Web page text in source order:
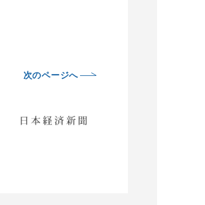
次のページへ